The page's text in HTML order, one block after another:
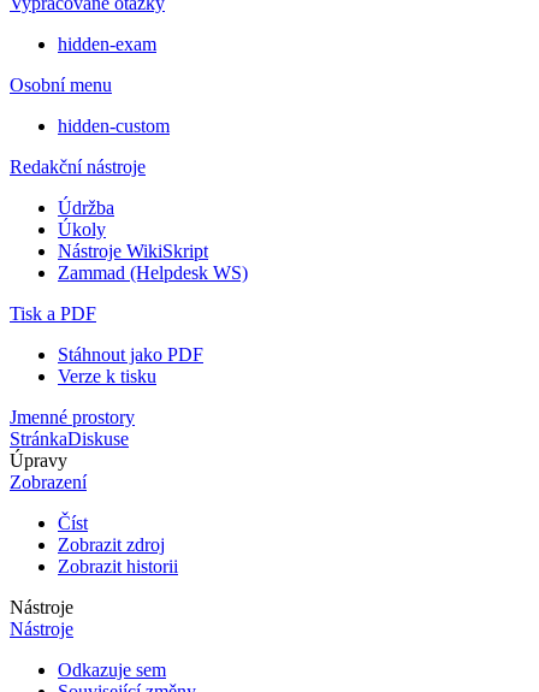
hidden-exam
Osobní menu
hidden-custom
Redakční nástroje
Údržba
Úkoly
Nástroje WikiSkript
Zammad (Helpdesk WS)
Tisk a PDF
Stáhnout jako PDF
Verze k tisku
Jmenné prostory
StránkaDiskuse
Úpravy
Zobrazení
Číst
Zobrazit zdroj
Zobrazit historii
Nástroje
Nástroje
Odkazuje sem